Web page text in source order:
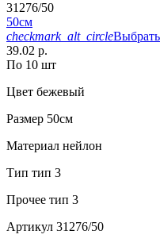
31276/50
50см
checkmark_alt_circleВыбрать
39.02 р.
По 10 шт
Цвет бежевый
Размер 50см
Материал нейлон
Тип тип 3
Прочее тип 3
Артикул 31276/50